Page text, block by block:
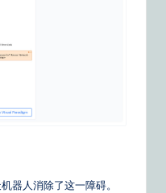
器人消除了这一障碍。